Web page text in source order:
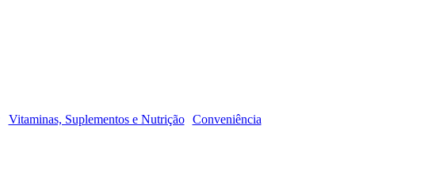
Vitaminas, Suplementos e Nutrição Conveniência